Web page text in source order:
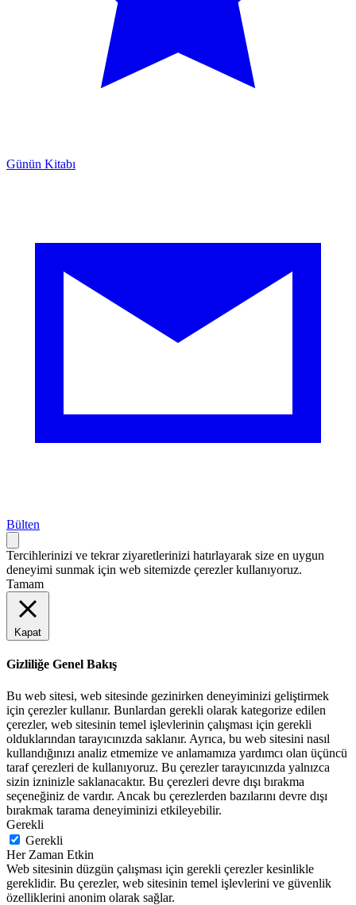
Günün Kitabı
Bülten
Tercihlerinizi ve tekrar ziyaretlerinizi hatırlayarak size en uygun
deneyimi sunmak için web sitemizde çerezler kullanıyoruz.
Tamam
Kapat
Gizliliğe Genel Bakış
Bu web sitesi, web sitesinde gezinirken deneyiminizi geliştirmek
için çerezler kullanır. Bunlardan gerekli olarak kategorize edilen
çerezler, web sitesinin temel işlevlerinin çalışması için gerekli
olduklarından tarayıcınızda saklanır. Ayrıca, bu web sitesini nasıl
kullandığınızı analiz etmemize ve anlamamıza yardımcı olan üçüncü
taraf çerezleri de kullanıyoruz. Bu çerezler tarayıcınızda yalnızca
sizin izninizle saklanacaktır. Bu çerezleri devre dışı bırakma
seçeneğiniz de vardır. Ancak bu çerezlerden bazılarını devre dışı
bırakmak tarama deneyiminizi etkileyebilir.
Gerekli
Gerekli
Her Zaman Etkin
Web sitesinin düzgün çalışması için gerekli çerezler kesinlikle
gereklidir. Bu çerezler, web sitesinin temel işlevlerini ve güvenlik
özelliklerini anonim olarak sağlar.